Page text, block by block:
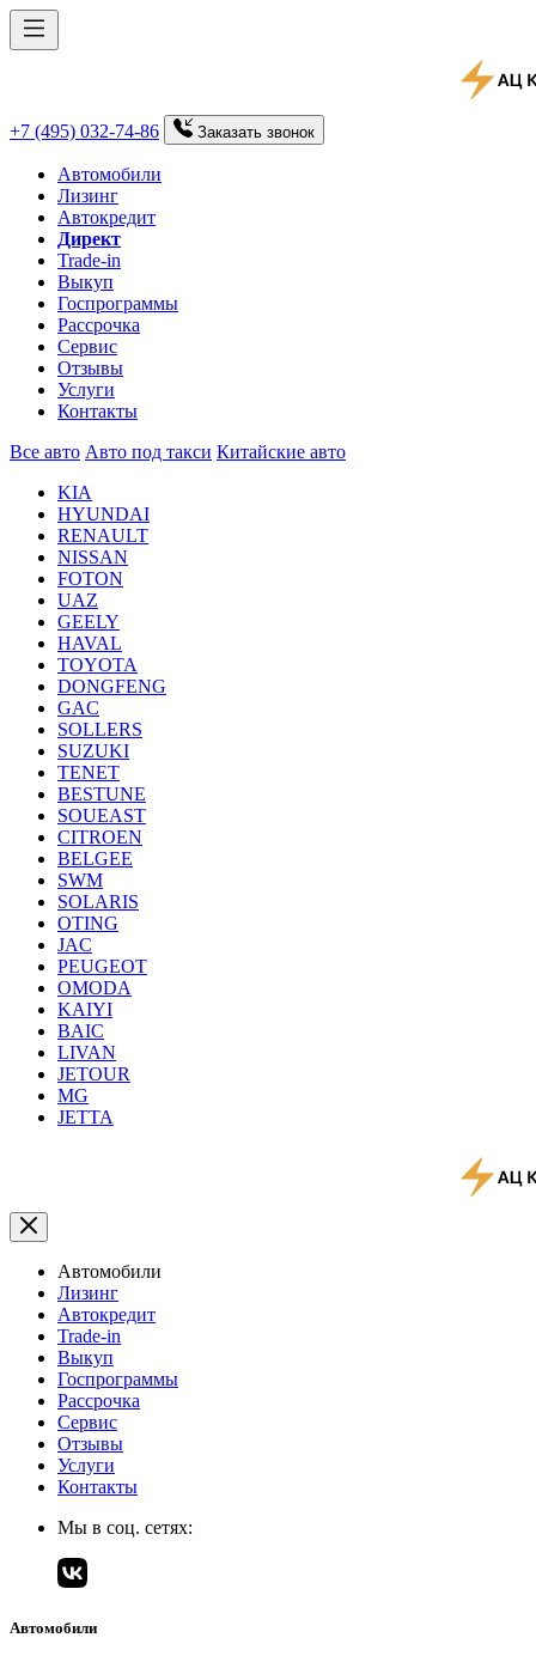
+7 (495) 032-74-86 Заказать звонок
Автомобили
Лизинг
Автокредит
Директ
Trade-in
Выкуп
Госпрограммы
Рассрочка
Сервис
Отзывы
Услуги
Контакты
Все авто Авто под такси Китайские авто
KIA
HYUNDAI
RENAULT
NISSAN
FOTON
UAZ
GEELY
HAVAL
TOYOTA
DONGFENG
GAC
SOLLERS
SUZUKI
TENET
BESTUNE
SOUEAST
CITROEN
BELGEE
SWM
SOLARIS
OTING
JAC
PEUGEOT
OMODA
KAIYI
BAIC
LIVAN
JETOUR
MG
JETTA
Автомобили
Лизинг
Автокредит
Trade-in
Выкуп
Госпрограммы
Рассрочка
Сервис
Отзывы
Услуги
Контакты
Мы в соц. сетях:
Автомобили